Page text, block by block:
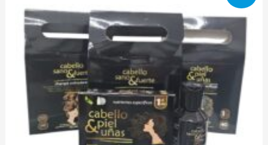
original
era:
54,00 €.
actual
es:
45,00 €.